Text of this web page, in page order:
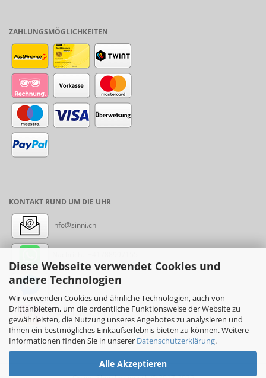
Diese Webseite verwendet Cookies und
andere Technologien
Wir verwenden Cookies und ähnliche Technologien, auch von
Drittanbietern, um die ordentliche Funktionsweise der Website zu
gewährleisten, die Nutzung unseres Angebotes zu analysieren und
Ihnen ein bestmögliches Einkaufserlebnis bieten zu können. Weitere
Informationen finden Sie in unserer Datenschutzerklärung.
Alle Akzeptieren
ZAHLUNGSMÖGLICHKEITEN
KONTAKT RUND UM DIE UHR
info@sinni.ch
Messenger: sinni.ch
Instagram: sinni_ch